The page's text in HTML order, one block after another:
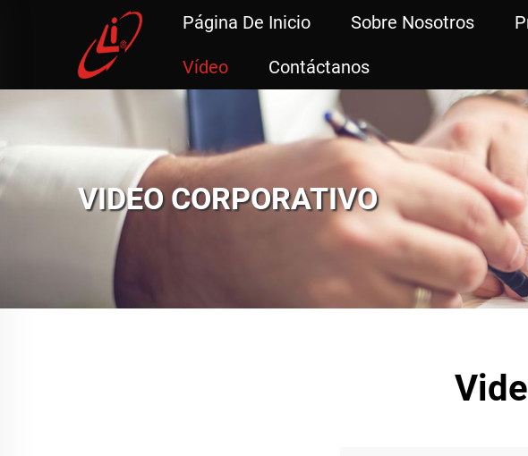
Página De Inicio Sobre Nosotros
Vídeo Contáctanos
VIDEO CORPORATIVO